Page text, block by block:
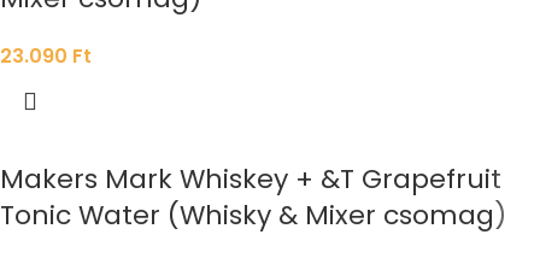
23.090 Ft
Makers Mark Whiskey + &T Grapefruit
Tonic Water (Whisky & Mixer csomag)